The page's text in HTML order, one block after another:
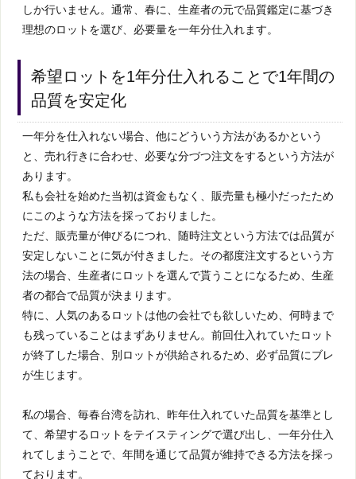
しか行いません。通常、春に、生産者の元で品質鑑定に基づき
理想のロットを選び、必要量を一年分仕入れます。
希望ロットを1年分仕入れることで1年間の
品質を安定化
一年分を仕入れない場合、他にどういう方法があるかという
と、売れ行きに合わせ、必要な分づつ注文をするという方法が
あります。
私も会社を始めた当初は資金もなく、販売量も極小だったため
にこのような方法を採っておりました。
ただ、販売量が伸びるにつれ、随時注文という方法では品質が
安定しないことに気が付きました。その都度注文するという方
法の場合、生産者にロットを選んで貰うことになるため、生産
者の都合で品質が決まります。
特に、人気のあるロットは他の会社でも欲しいため、何時まで
も残っていることはまずありません。前回仕入れていたロット
が終了した場合、別ロットが供給されるため、必ず品質にブレ
が生じます。
私の場合、毎春台湾を訪れ、昨年仕入れていた品質を基準とし
て、希望するロットをテイスティングで選び出し、一年分仕入
れてしまうことで、年間を通じて品質が維持できる方法を採っ
ております。